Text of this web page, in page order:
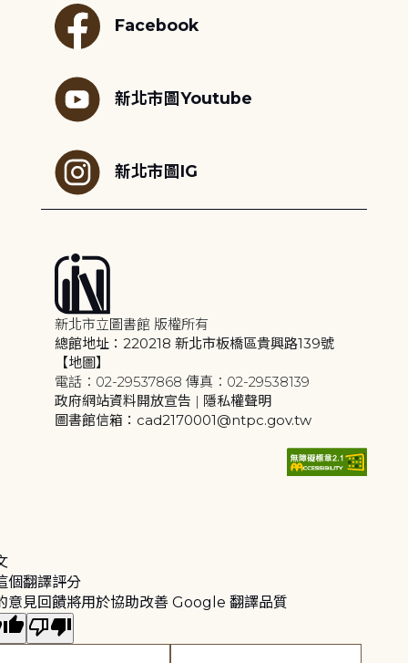
Facebook
新北市圖Youtube
新北市圖IG
新北市立圖書館 版權所有
總館地址：220218 新北市板橋區貴興路139號
【地圖】
電話：02-29537868 傳真：02-29538139
政府網站資料開放宣告 | 隱私權聲明
圖書館信箱：cad2170001@ntpc.gov.tw
個翻譯評分
意見回饋將用於協助改善 Google 翻譯品質